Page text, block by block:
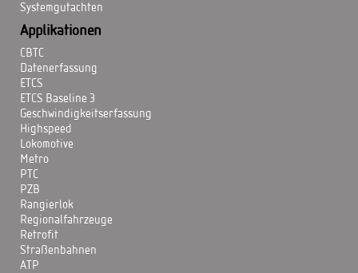
Systemgutachten
Applikationen
CBTC
Datenerfassung
ETCS
ETCS Baseline 3
Geschwindigkeitserfassung
Highspeed
Lokomotive
Metro
PTC
PZB
Rangierlok
Regionalfahrzeuge
Retrofit
Straßenbahnen
ATP